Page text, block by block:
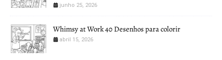
junho 25, 2026
Whimsy at Work 40 Desenhos para colorir
abril 15, 2026